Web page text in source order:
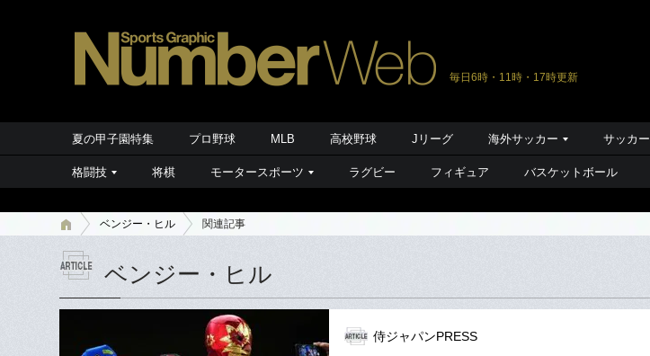
毎日6時・11時・17時更新
夏の甲子園特集 プロ野球 MLB 高校野球 Jリーグ 海外サッカー サッカ
格闘技 将棋 モータースポーツ ラグビー フィギュア バスケットボール
ベンジー・ヒル 関連記事
ベンジー・ヒル
侍ジャパンPRESS